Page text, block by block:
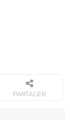
PARTAGER